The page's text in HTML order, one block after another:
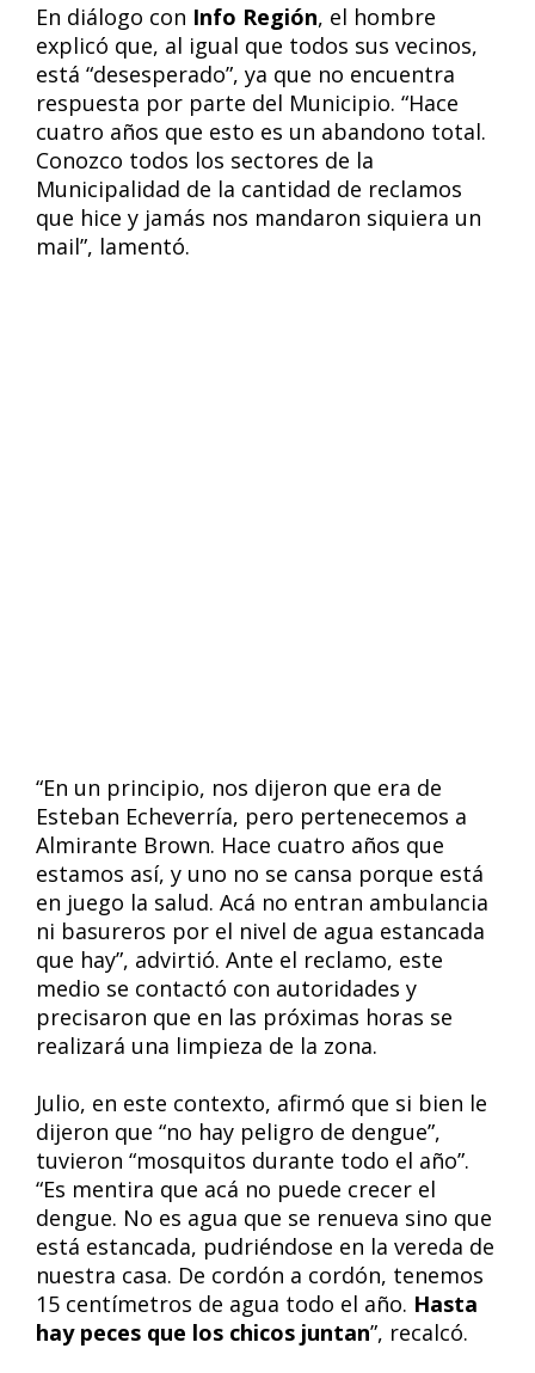
En diálogo con Info Región, el hombre
explicó que, al igual que todos sus vecinos,
está “desesperado”, ya que no encuentra
respuesta por parte del Municipio. “Hace
cuatro años que esto es un abandono total.
Conozco todos los sectores de la
Municipalidad de la cantidad de reclamos
que hice y jamás nos mandaron siquiera un
mail”, lamentó.
“En un principio, nos dijeron que era de
Esteban Echeverría, pero pertenecemos a
Almirante Brown. Hace cuatro años que
estamos así, y uno no se cansa porque está
en juego la salud. Acá no entran ambulancia
ni basureros por el nivel de agua estancada
que hay”, advirtió. Ante el reclamo, este
medio se contactó con autoridades y
precisaron que en las próximas horas se
realizará una limpieza de la zona.
Julio, en este contexto, afirmó que si bien le
dijeron que “no hay peligro de dengue”,
tuvieron “mosquitos durante todo el año”.
“Es mentira que acá no puede crecer el
dengue. No es agua que se renueva sino que
está estancada, pudriéndose en la vereda de
nuestra casa. De cordón a cordón, tenemos
15 centímetros de agua todo el año. Hasta
hay peces que los chicos juntan”, recalcó.